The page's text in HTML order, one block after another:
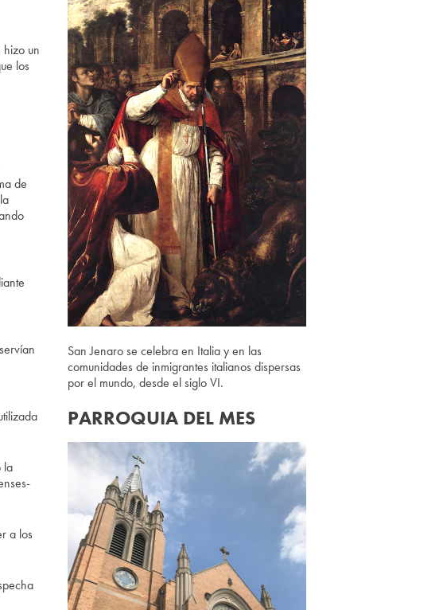
un
los
de
la
a los
San Jenaro se celebra en Italia y en las
comunidades de inmigrantes italianos dispersas
por el mundo, desde el siglo VI.
PARROQUIA DEL MES